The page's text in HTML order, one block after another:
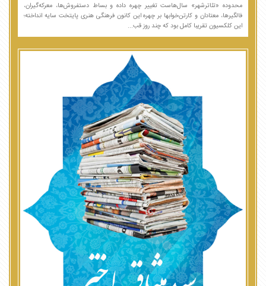
محدوده «تئاترشهر» سال‌هاست تغییر چهره داده و بساط دستفروش‌ها، معرکه‌گیران،
فالگیرها، معتادان و کارتن‌خوابها بر چهره این کانون فرهنگی هنری پایتخت سایه انداخته؛
این کلکسیون تقریبا کامل بود که چند روز قب...